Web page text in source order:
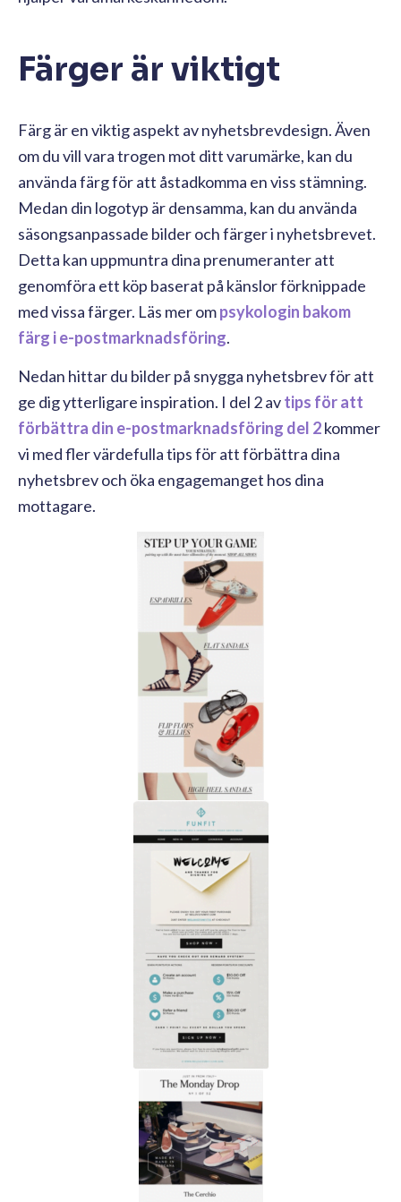
Färger är viktigt
Färg är en viktig aspekt av nyhetsbrevdesign. Även
om du vill vara trogen mot ditt varumärke, kan du
använda färg för att åstadkomma en viss stämning.
Medan din logotyp är densamma, kan du använda
säsongsanpassade bilder och färger i nyhetsbrevet.
Detta kan uppmuntra dina prenumeranter att
genomföra ett köp baserat på känslor förknippade
med vissa färger. Läs mer ompsykologin bakom
färg i e-postmarknadsföring.
Nedan hittar du bilder på snygga nyhetsbrev för att
ge dig ytterligare inspiration. I del 2 avtips för att
förbättra din e-postmarknadsföring del 2kommer
vi med fler värdefulla tips för att förbättra dina
nyhetsbrev och öka engagemanget hos dina
mottagare.